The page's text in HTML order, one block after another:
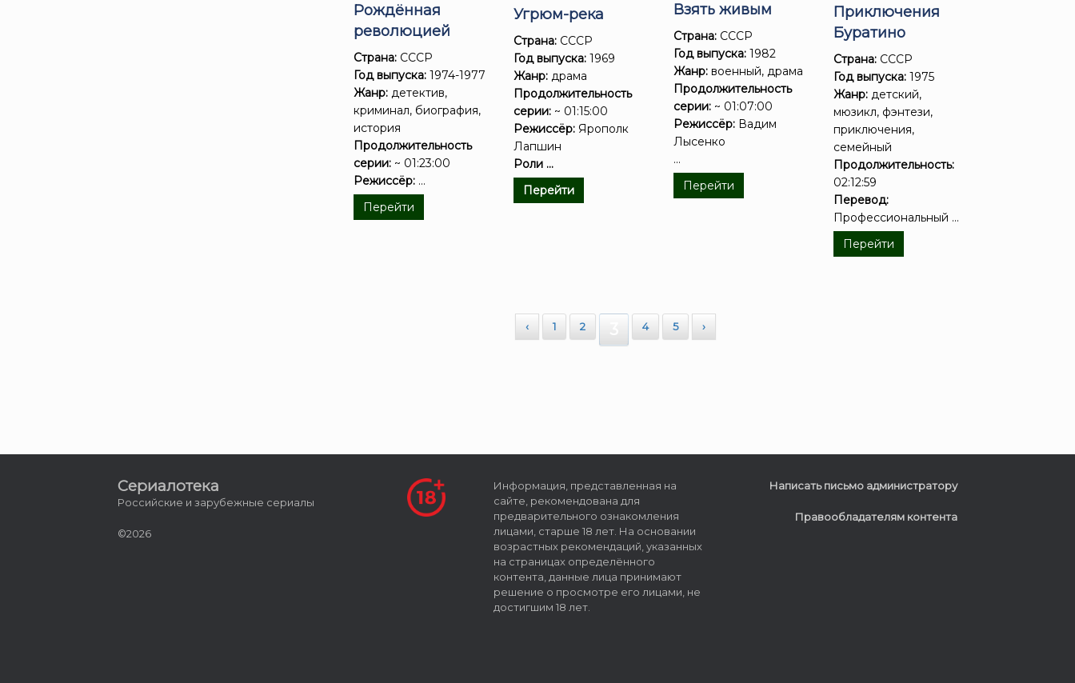
Рождённая
революцией
Страна: СССР
Год выпуска: 1974-1977
Жанр: детектив,
криминал, биография,
история
Продолжительность
серии: ~ 01:23:00
Режиссёр: ...
Перейти
Угрюм-река
Страна: СССР
Год выпуска: 1969
Жанр: драма
Продолжительность
серии: ~ 01:15:00
Режиссёр: Ярополк
Лапшин
Роли ...
Перейти
Взять живым
Страна: СССР
Год выпуска: 1982
Жанр: военный, драма
Продолжительность
серии: ~ 01:07:00
Режиссёр: Вадим
Лысенко
...
Перейти
Приключения
Буратино
Страна: СССР
Год выпуска: 1975
Жанр: детский,
мюзикл, фэнтези,
приключения,
семейный
Продолжительность:
02:12:59
Перевод:
Профессиональный ...
Перейти
‹ 1 2 4 5 ›
Сериалотека
Российские и зарубежные сериалы
©2026
Информация, представленная на
сайте, рекомендована для
предварительного ознакомления
лицами, старше 18 лет. На основании
возрастных рекомендаций, указанных
на страницах определённого
контента, данные лица принимают
решение о просмотре его лицами, не
достигшим 18 лет.
Написать письмо администратору
Правообладателям контента